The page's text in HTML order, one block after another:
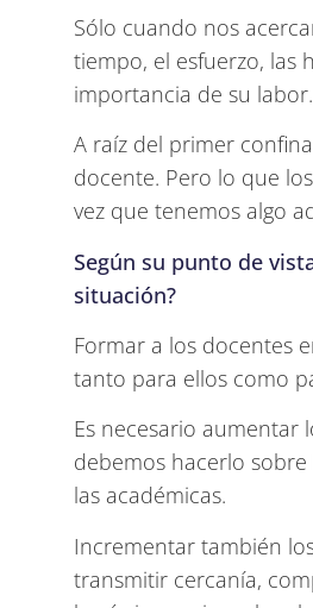
Sólo cuando nos
tiempo, el esfuerzo, las
importancia de su labor.
A raíz del primer
docente. Pero lo que
vez que tenemos algo
Según su punto de
situación?
Formar a los docentes
tanto para ellos como
Es necesario aumentar
debemos hacerlo
las académicas.
Incrementar también
transmitir cercanía,